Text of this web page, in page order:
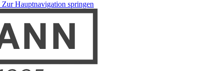
Zur Hauptnavigation springen